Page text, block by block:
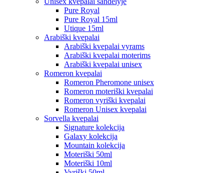
Pure Royal
Pure Royal 15ml
Utique 15ml
Arabiški kvepalai
Arabiški kvepalai vyrams
Arabiški kvepalai moterims
Arabiški kvepalai unisex
Romeron kvepalai
Romeron Pheromone unisex
Romeron moteriški kvepalai
Romeron vyriški kvepalai
Romeron Unisex kvepalai
Sorvella kvepalai
Signature kolekcija
Galaxy kolekcija
Mountain kolekcija
Moteriški 50ml
Moteriški 10ml